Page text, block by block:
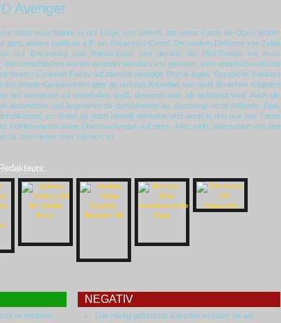
Avenger
nette neue Marke in der Riege von Ubisoft, die deren Faible für Open World-
ganz anders spielt als z.B. ein Assassin's Creed. Die starken Einflüsse von Zelda
auf Erkundung und Rätsel-lösen und gerade die Mini-Tempel mit ihren
der beträchtlichen Anzahl einander absolut nicht gleichen, sind anspruchsvoll und
einen zu starken Fokus auf ziemlich pingelige Physik legen. Gerade im Kontrast
das simple Kampfsystem aber ab und das Angreifen von recht ähnlichen Gegnern
am wenigsten zu unterhalten weiß, dennoch aber oft gefordert wird. Auch die
anzusehen und angenehm zu durchforsten ist, überzeugt nicht vollends. Egal,
zu finden ist doch überall dasselbe und auch in den aus der Ferne
Höhlen warten keine Überraschungen auf einen. Alles wirkt, abgesehen von den
da, doch leider eher ziemlich tot.
NEGATIV
im mittleren
Das häufig geforderte Kämpfen ist leider die am